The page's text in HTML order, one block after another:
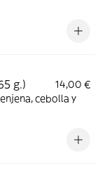
g.)
14,00 €
cebolla y